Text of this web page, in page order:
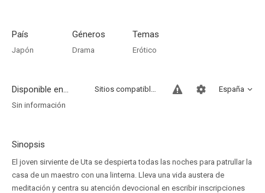
País
Japón
Géneros
Drama
Temas
Erótico
Disponible en... España
Sitios compatibles
Sin información
Sinopsis
El joven sirviente de Uta se despierta todas las noches para patrullar la
casa de un maestro con una linterna. Lleva una vida austera de
meditación y centra su atención devocional en escribir inscripciones